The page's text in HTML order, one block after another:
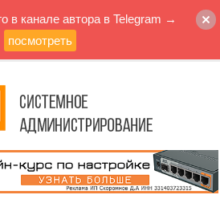
в канале автора в Telegram →
посмотреть